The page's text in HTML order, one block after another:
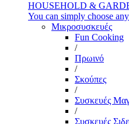
HOUSEHOLD &
You can simply choose
Μικροσυσκευές
Fun Cooking
/
Πρωινό
/
Σκούπες
/
Συσκευές
/
Συσκευές